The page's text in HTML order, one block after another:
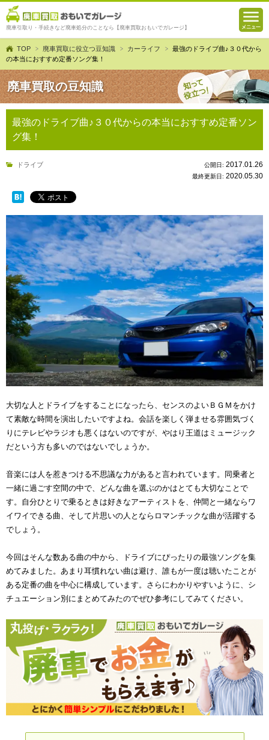
廃車引取り・手続きなど廃車処分のことなら【廃車買取おもいでガレージ】
TOP 廃車買取に役立つ豆知識 カーライフ
最強のドライブ曲♪３０代から
の本当におすすめ定番ソング集！
廃車買取の豆知識
最強のドライブ曲♪３０代からの本当におすすめ定番ソン
グ集！
ドライブ 公開日: 2017.01.26
最終更新日: 2020.05.30
大切な人とドライブをすることになったら、センスのよいＢＧＭをかけ
て素敵な時間を演出したいですよね。会話を楽しく弾ませる雰囲気づく
りにテレビやラジオも悪くはないのですが、やはり王道はミュージック
だという方も多いのではないでしょうか。
音楽には人を惹きつける不思議な力があると言われています。同乗者と
一緒に過ごす空間の中で、どんな曲を選ぶのかはとても大切なことで
す。自分ひとりで乗るときは好きなアーティストを、仲間と一緒ならワ
イワイできる曲、そして片思いの人とならロマンチックな曲が活躍する
でしょう。
今回はそんな数ある曲の中から、ドライブにぴったりの最強ソングを集
めてみました。あまり耳慣れない曲は避け、誰もが一度は聴いたことが
ある定番の曲を中心に構成しています。さらにわかりやすいように、シ
チュエーション別にまとめてみたのでぜひ参考にしてみてください。